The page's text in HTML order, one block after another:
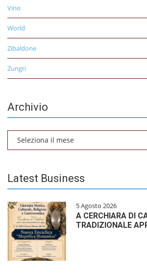
Vino
World
Zibaldone
Zungri
Archivio
Archivio
Latest Business
5 Agosto 2026
A CERCHIARA DI
TRADIZIONALE